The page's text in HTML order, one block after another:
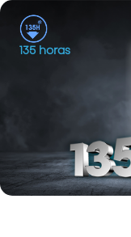
135 horas